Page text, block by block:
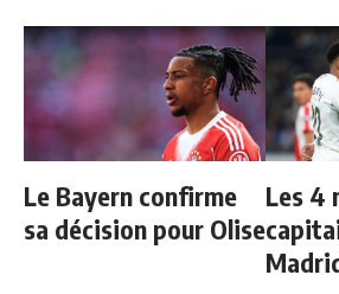
Le Bayern confirme
sa décision pour Olise
Les 4